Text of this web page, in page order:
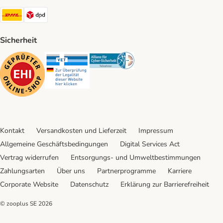
DHL Shipping Method
Sicherheit
Security Security Security
Kontakt Versandkosten und Lieferzeit
Impressum
Allgemeine Geschäftsbedingungen
Digital Services Act
Vertrag widerrufen
Entsorgungs- und Umweltbestimmungen
Zahlungsarten
Über uns Partnerprogramme
Karriere
Corporate Website
Datenschutz Erklärung zur Barrierefreiheit
© zooplus SE 2026